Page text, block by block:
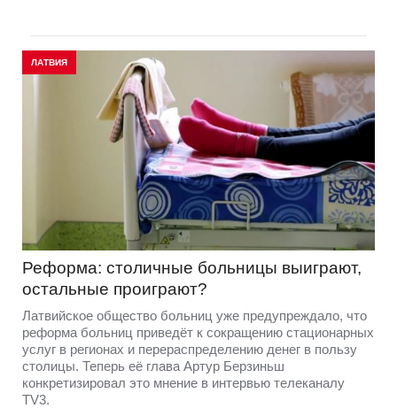
ЛАТВИЯ
Реформа: столичные больницы выиграют,
остальные проиграют?
Латвийское общество больниц уже предупреждало, что
реформа больниц приведёт к сокращению стационарных
услуг в регионах и перераспределению денег в пользу
столицы. Теперь её глава Артур Берзиньш
конкретизировал это мнение в интервью телеканалу
TV3.